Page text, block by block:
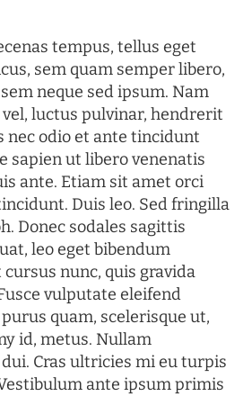
tempus, tellus eget
sem quam semper libero,
neque sed ipsum. Nam
luctus pulvinar, hendrerit
nec odio et ante tincidunt
sapien ut libero venenatis
ante. Etiam sit amet orci
Duis leo. Sed fringilla
Donec sodales sagittis
leo eget bibendum
cursus nunc, quis gravida
vulputate eleifend
quam, scelerisque ut,
id, metus. Nullam
Cras ultricies mi eu turpis
ante ipsum primis